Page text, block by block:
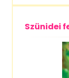
Szünidei